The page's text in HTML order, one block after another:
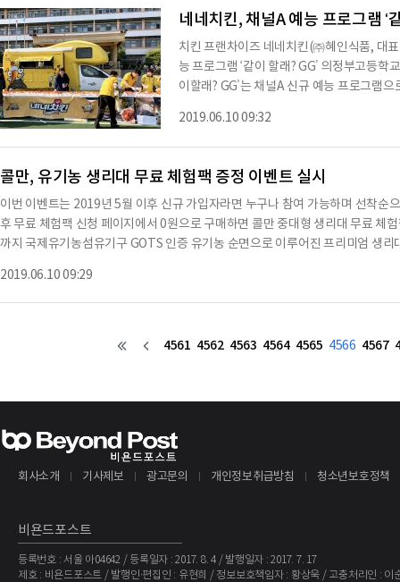
누구나 참여할 수 있다. 선발 기준은 슈퍼엑
네네치킨, 채널A 예능 프로그램 ‘
치킨 프랜차이즈 네네치킨(㈜혜인식품, 대
능 프로그램 ‘같이 할래? GG’ 의정부고등학
이할래? GG’는 채널A 신규 예능 프로그램
멤버들이 이기면 학교 배지를 얻고, 패배하
로그램이다.이번 협찬은 네네치킨 현철호
래? GG’ 6회 방영분에서 게임에 승리한 의
2019.06.10 09:32
콜만, 유기농 생리대 무료 체험팩 증정 이벤트 실시
이번 이벤트는 2019년 5월 이후 신규 가입자라면 누구나 참여 가능하며 선착순
후 무료 체험팩 신청 페이지에서 0원으로 구매하면 콜만 중대형 생리대 무료 체
까지 국제유기농섬유기구 GOTS 인증 유기농 순면으로 이루어진 프리미엄 생
나 덥고 습한 여름철 Y존의 가려움증, 트러블, 질염 예방에 도움을 준다.또한, 민
2019.06.10 09:29
4561 4562 4563 4564 4565 4566 4567
회사소개 기사제보 광고문의 개인정보취급방침 청소년보호정책
비욘드포스트
등록번호 : 서울 아04642 / 등록일자 : 2017. 8. 4 / 발행일자 : 2017. 7. 17
제호 : 비욘드포스트 / 발행인·편집인 : 유현희 / 정보보호책임자 : 황상욱 / 고충처리인 : 이